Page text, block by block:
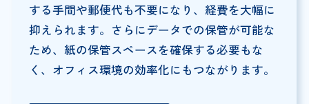
する手間や郵便代も不要になり、経費を大幅に
抑えられます。さらにデータでの保管が可能な
ため、紙の保管スペースを確保する必要もな
く、オフィス環境の効率化にもつながります。